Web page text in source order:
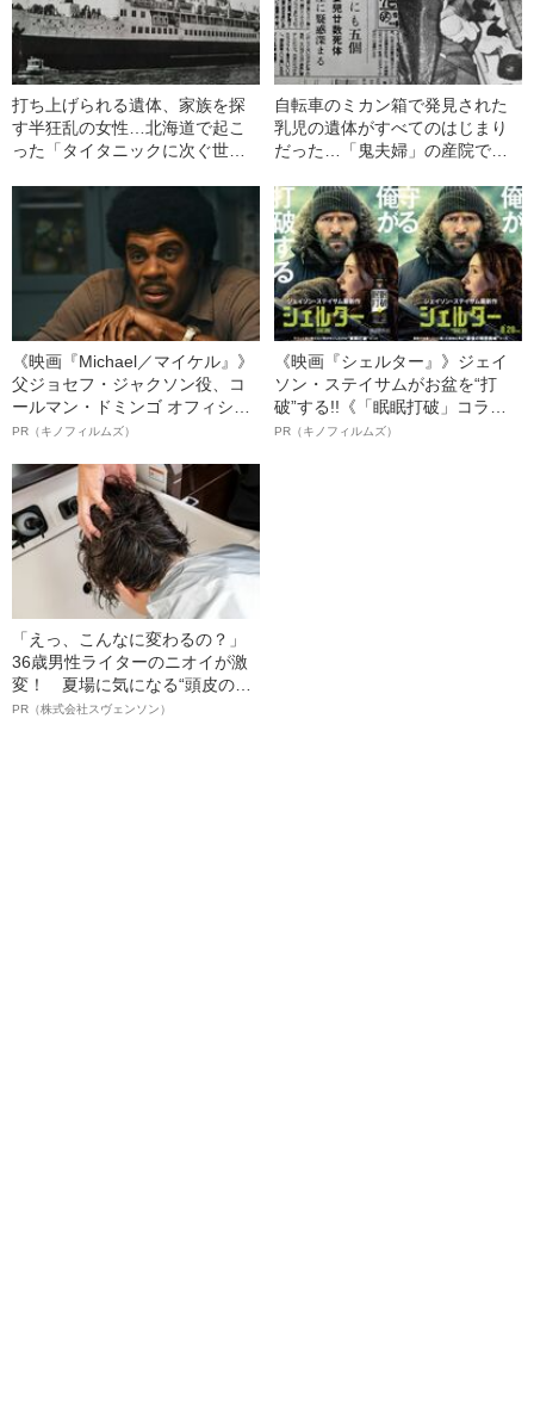
打ち上げられる遺体、家族を探
す半狂乱の女性…北海道で起こ
った「タイタニックに次ぐ世界2
自転車のミカン箱で発見された
乳児の遺体がすべてのはじまり
だった…「鬼夫婦」の産院で何
《映画『Michael／マイケル』》
父ジョセフ・ジャクソン役、コ
ールマン・ドミンゴ オフィシャ
ルインタビュー“観客を魅了した
語る”《日本興収70億円突破》
PR（キノフィルムズ）
《映画『シェルター』》ジェイ
ソン・ステイサムがお盆を“打
破”する!!《「眠眠打破」コラ
ボ》
PR（キノフィルムズ）
「えっ、こんなに変わるの？」
36歳男性ライターのニオイが激
変！ 夏場に気になる“頭皮のニ
オイ”や“ベタつき”を解消す
PR（株式会社スヴェンソン）